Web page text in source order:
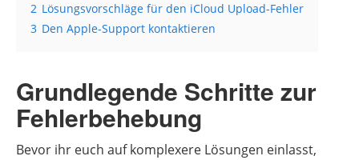
2 Lösungsvorschläge für den iCloud Upload-Fehler
3 Den Apple-Support kontaktieren
Grundlegende Schritte zur
Fehlerbehebung
Bevor ihr euch auf komplexere Lösungen einlasst,